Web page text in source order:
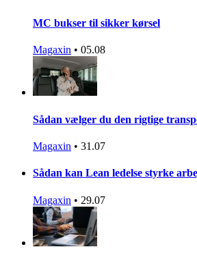
MC bukser til sikker kørsel
Magaxin • 05.08
Sådan vælger du den rigtige
Magaxin • 31.07
Sådan kan Lean ledelse styrke
Magaxin • 29.07